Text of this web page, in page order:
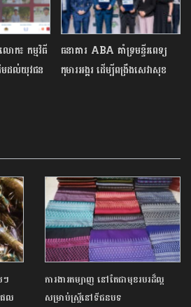
ោក៖ កម្មវិធី
ៃដល់យុវជន
ធនាគារ ABA គាំទ្រមន្ទីរពេទ្យ
កុមារអង្គរ ដើម្បីពង្រឹងសេវាសុខ
ៗ
ល
ការងារតម្បាញ នៅតែជាមុខរបរដ៏ល្អ
សម្រាប់ស្ត្រីនៅទីជនបទ